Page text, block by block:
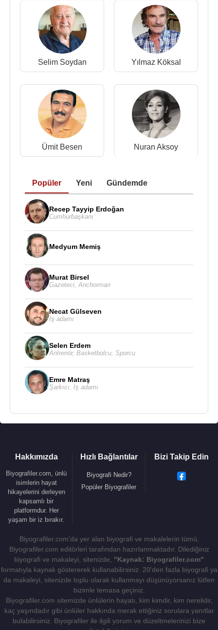
Selim Soydan Yılmaz Köksal
Ümit Besen Nuran Aksoy
Popüler Yeni Gündemde
Recep Tayyip Erdoğan
Cumhurbaşkanı
Medyum Memiş
Murat Birsel
Gazeteci Anchorman
Necat Gülseven
İş adamı
Selen Erdem
Antrenör, Basketbolcu Sporcu
Emre Matraş
Şarkıcı İş adamı
Hakkımızda
Biyografiler.com, ünlü
isimlerin hayat
hikayelerini derleyen
kapsamlı bir
platformdur. Her
yaşam bir iz bırakır.
Hızlı Bağlantılar
Biyografi Nedir?
Popüler Biyografiler
Bizi Takip Edin
Biyografiler.com'da yer alan biyografi ve makalelerin tümü,
Biyografiler.com editörleri tarafından hazırlanmaktadır. Dilediğiniz
biyografi ve makaleyi, sitenizde, "Kaynak: Biyografiler.com"
formatıyla kaynak göstererek kullanabilirsiniz. 20'den fazla biyografi ya
da makaleyi, sitenizde toplu olarak kullanmayı düşünüyorsanız lütfen
bizimle temasa geçiniz.
Biyografiler.com sitemizde ünlülerin hayatı, kim kimdir, kim nerelidir,
kaç yaşındadır gibi ünlüler hakkında merak ettiğiniz sorulara yanıtlar
bulabilirsiniz. Biyografiler ile ilgili yorum ve düzeltmelerinizi bize